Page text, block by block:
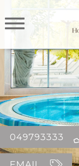
049793333